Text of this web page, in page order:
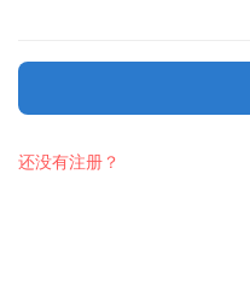
还没有注册？